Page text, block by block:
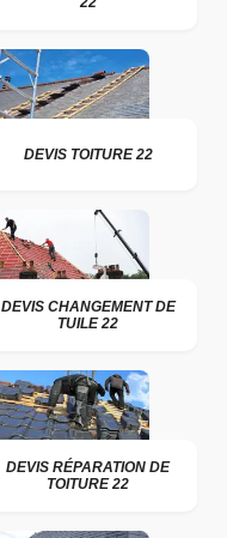
DEVIS TOITURE 22
DEVIS CHANGEMENT DE
TUILE 22
DEVIS RÉPARATION DE
TOITURE 22